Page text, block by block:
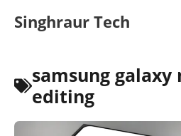
Singhraur Tech
samsung galaxy
editing